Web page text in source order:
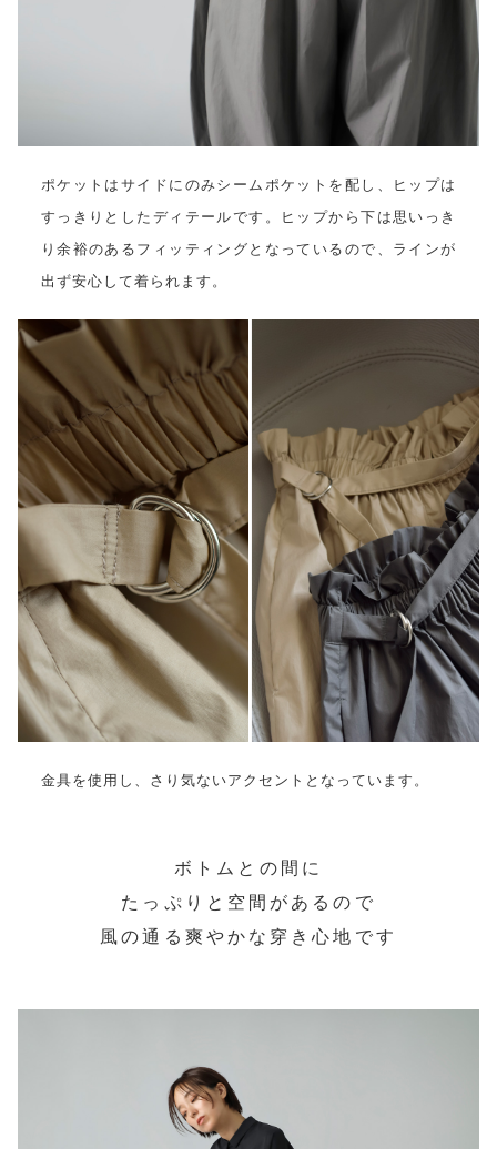
ポケットはサイドにのみシームポケットを配し、ヒップは
すっきりとしたディテールです。ヒップから下は思いっき
り余裕のあるフィッティングとなっているので、ラインが
出ず安心して着られます。
金具を使用し、さり気ないアクセントとなっています。
ボトムとの間に
たっぷりと空間があるので
風の通る爽やかな穿き心地です